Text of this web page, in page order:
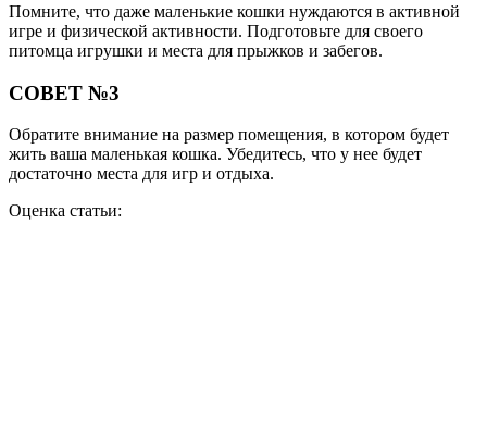
Помните, что даже маленькие кошки нуждаются в активной
игре и физической активности. Подготовьте для своего
питомца игрушки и места для прыжков и забегов.
СОВЕТ №3
Обратите внимание на размер помещения, в котором будет
жить ваша маленькая кошка. Убедитесь, что у нее будет
достаточно места для игр и отдыха.
Оценка статьи: